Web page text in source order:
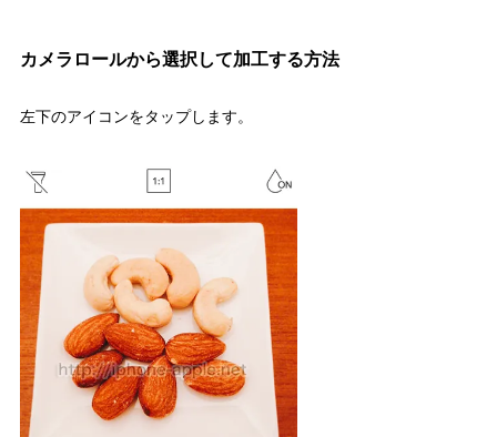
カメラロールから選択して加工する方法
左下のアイコンをタップします。